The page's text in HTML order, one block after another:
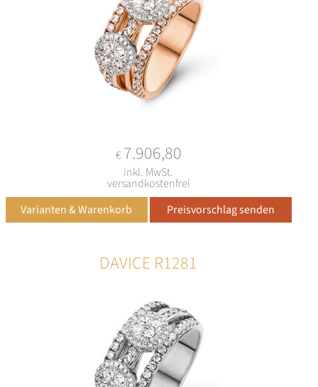
€7.906,80
inkl. MwSt.
versandkostenfrei
DAVICE R1281